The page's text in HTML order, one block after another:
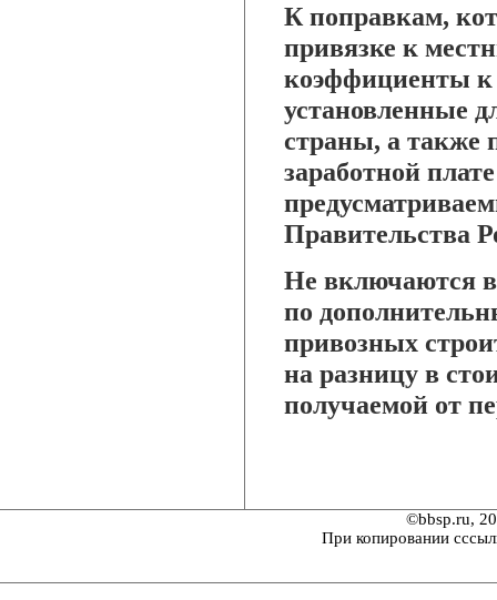
К поправкам,
привязке к
коэффициенты к
установленные
страны, а также
заработной
Правительства
Не включаются
по
привозных
на разницу в
получаемой от
©bbsp.ru,
При копировании